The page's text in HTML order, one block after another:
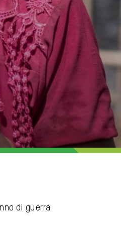
di guerra